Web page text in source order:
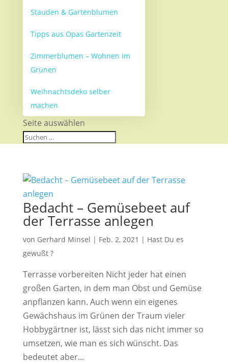
Stauden & Gartenblumen
Tipps aus Opas Gartenzeit
Zimmerblumen – Wohnen im
Grünen
Weihnachtsdeko selber
machen
Seite auswählen
Bedacht – Gemüsebeet auf
der Terrasse anlegen
von Gerhard Minsel | Feb. 2, 2021 | Hast Du es
gewußt ?
Terrasse vorbereiten Nicht jeder hat einen
großen Garten, in dem man Obst und Gemüse
anpflanzen kann. Auch wenn ein eigenes
Gewächshaus im Grünen der Traum vieler
Hobbygärtner ist, lässt sich das nicht immer so
umsetzen, wie man es sich wünscht. Das
bedeutet aber...